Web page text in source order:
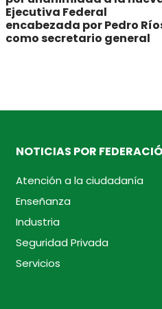
Ejecutiva Federal
encabezada por Pedro
como secretario general
NOTICIAS POR
Atención a la ciudadanía
Enseñanza
Industria
Seguridad Privada
Servicios